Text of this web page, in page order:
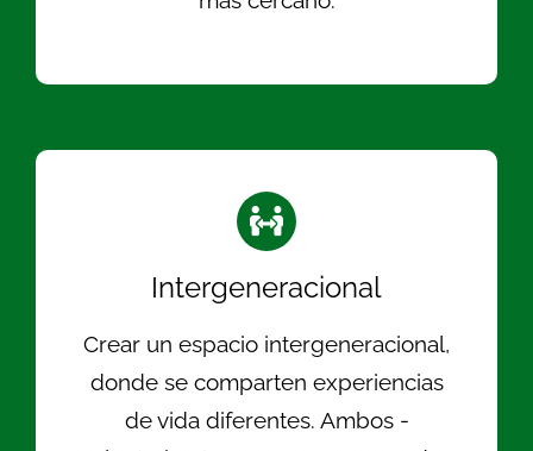
Intergeneracional
Crear un espacio intergeneracional,
donde se comparten experiencias
de vida diferentes. Ambos -